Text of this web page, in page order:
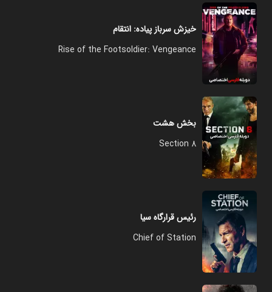
خیزش سرباز پیاده: انتقام
Rise of the Footsoldier: Vengeance
بخش هشت
Section 8
رئیس قرارگاه سیا
Chief of Station